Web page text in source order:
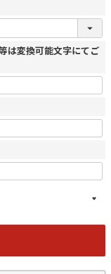
は変換可能文字にてご